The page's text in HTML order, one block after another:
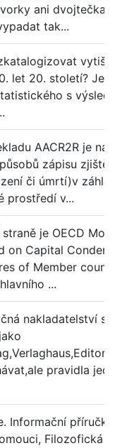
ani dvojtečka,
tak...
let 20. století?
s
AACR2R je na
zápisu
či úmrtí)v
prostředí v...
je OECD
on Capital
of Member
...
nakladatelství
pravidla
Informační
Filozofická